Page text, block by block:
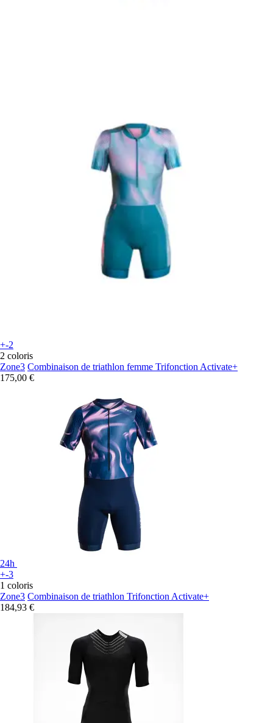
+-2
2 coloris
Zone3 Combinaison de triathlon femme Trifonction Activate+
175,00 €
24h
+-3
1 coloris
Zone3 Combinaison de triathlon Trifonction Activate+
184,93 €